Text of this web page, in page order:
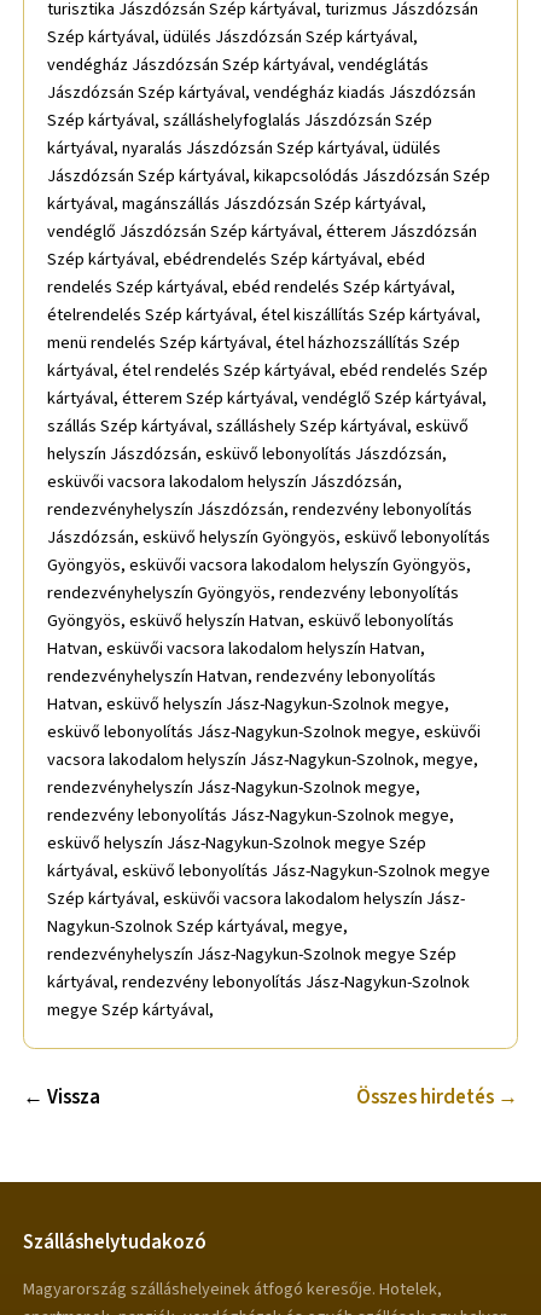
turisztika Jászdózsán Szép kártyával, turizmus Jászdózsán
Szép kártyával, üdülés Jászdózsán Szép kártyával,
vendégház Jászdózsán Szép kártyával, vendéglátás
Jászdózsán Szép kártyával, vendégház kiadás Jászdózsán
Szép kártyával, szálláshelyfoglalás Jászdózsán Szép
kártyával, nyaralás Jászdózsán Szép kártyával, üdülés
Jászdózsán Szép kártyával, kikapcsolódás Jászdózsán Szép
kártyával, magánszállás Jászdózsán Szép kártyával,
vendéglő Jászdózsán Szép kártyával, étterem Jászdózsán
Szép kártyával, ebédrendelés Szép kártyával, ebéd
rendelés Szép kártyával, ebéd rendelés Szép kártyával,
ételrendelés Szép kártyával, étel kiszállítás Szép kártyával,
menü rendelés Szép kártyával, étel házhozszállítás Szép
kártyával, étel rendelés Szép kártyával, ebéd rendelés Szép
kártyával, étterem Szép kártyával, vendéglő Szép kártyával,
szállás Szép kártyával, szálláshely Szép kártyával, esküvő
helyszín Jászdózsán, esküvő lebonyolítás Jászdózsán,
esküvői vacsora lakodalom helyszín Jászdózsán,
rendezvényhelyszín Jászdózsán, rendezvény lebonyolítás
Jászdózsán, esküvő helyszín Gyöngyös, esküvő lebonyolítás
Gyöngyös, esküvői vacsora lakodalom helyszín Gyöngyös,
rendezvényhelyszín Gyöngyös, rendezvény lebonyolítás
Gyöngyös, esküvő helyszín Hatvan, esküvő lebonyolítás
Hatvan, esküvői vacsora lakodalom helyszín Hatvan,
rendezvényhelyszín Hatvan, rendezvény lebonyolítás
Hatvan, esküvő helyszín Jász-Nagykun-Szolnok megye,
esküvő lebonyolítás Jász-Nagykun-Szolnok megye, esküvői
vacsora lakodalom helyszín Jász-Nagykun-Szolnok, megye,
rendezvényhelyszín Jász-Nagykun-Szolnok megye,
rendezvény lebonyolítás Jász-Nagykun-Szolnok megye,
esküvő helyszín Jász-Nagykun-Szolnok megye Szép
kártyával, esküvő lebonyolítás Jász-Nagykun-Szolnok megye
Szép kártyával, esküvői vacsora lakodalom helyszín Jász-
Nagykun-Szolnok Szép kártyával, megye,
rendezvényhelyszín Jász-Nagykun-Szolnok megye Szép
kártyával, rendezvény lebonyolítás Jász-Nagykun-Szolnok
megye Szép kártyával,
← Vissza Összes hirdetés →
Szálláshelytudakozó
Magyarország szálláshelyeinek átfogó keresője. Hotelek,